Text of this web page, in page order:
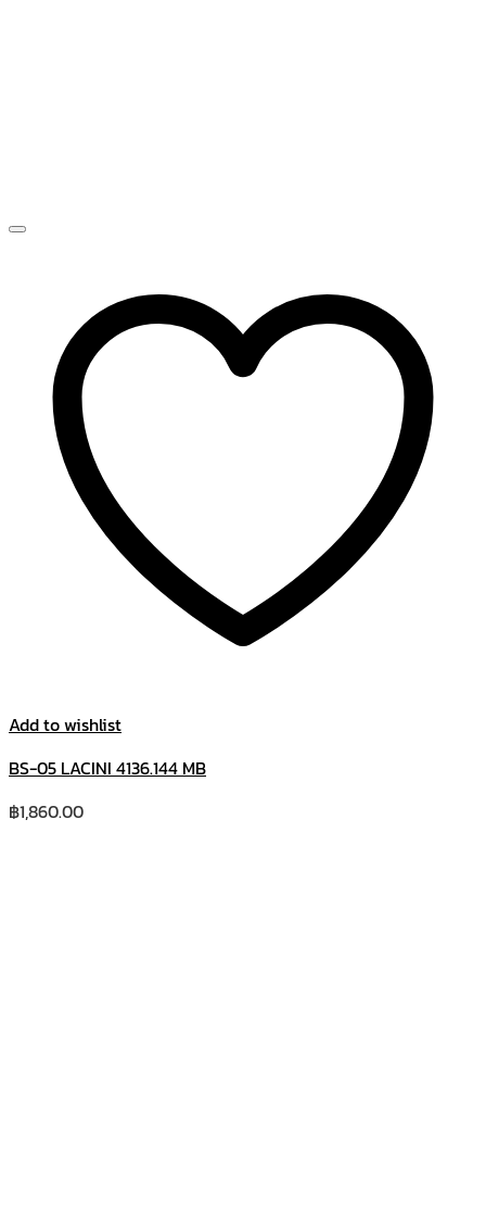
Add to wishlist
BS-05 LACINI 4136.144 MB
฿1,860.00